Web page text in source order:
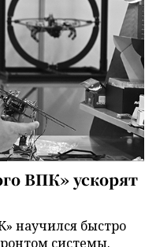
ВПК» ускорят
научился быстро
системы.